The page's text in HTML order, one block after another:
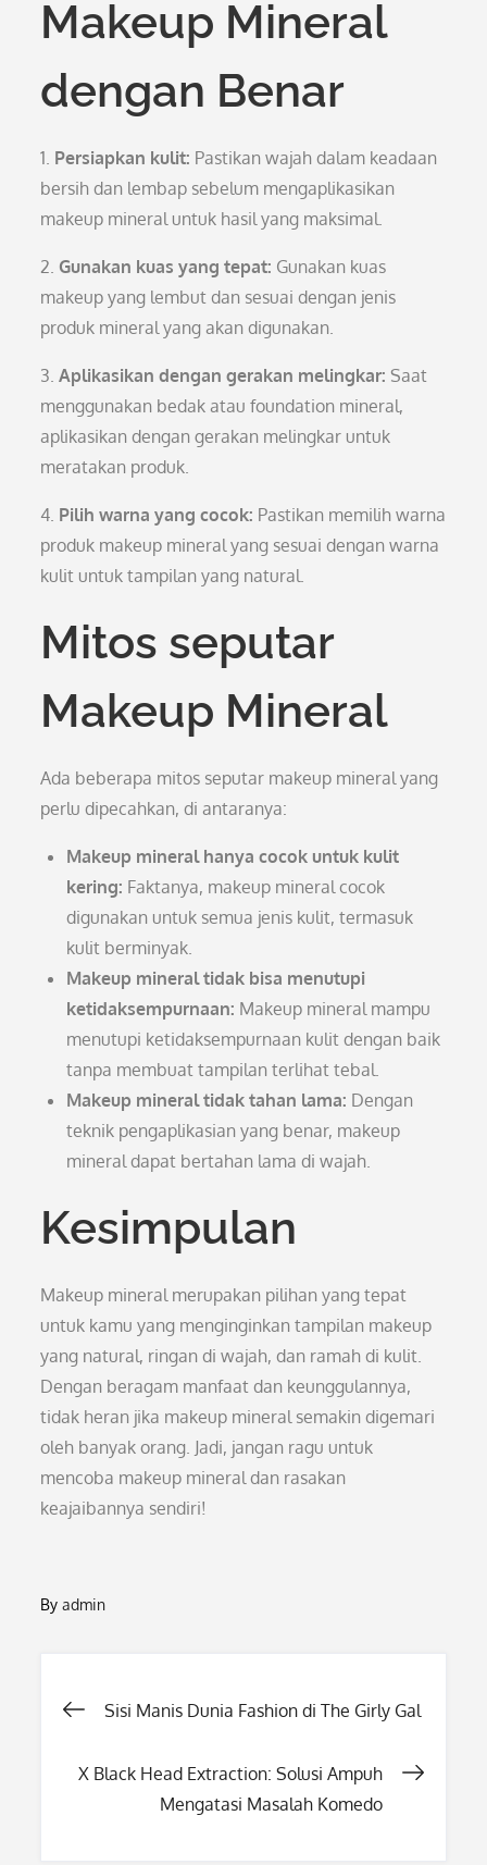
Makeup Mineral
dengan Benar
1. Persiapkan kulit: Pastikan wajah dalam keadaan
bersih dan lembap sebelum mengaplikasikan
makeup mineral untuk hasil yang maksimal.
2. Gunakan kuas yang tepat: Gunakan kuas
makeup yang lembut dan sesuai dengan jenis
produk mineral yang akan digunakan.
3.Aplikasikan dengan gerakan melingkar: Saat
menggunakan bedak atau foundation mineral,
aplikasikan dengan gerakan melingkar untuk
meratakan produk.
4. Pilih warna yang cocok: Pastikan memilih warna
produk makeup mineral yang sesuai dengan warna
kulit untuk tampilan yang natural.
Mitos seputar
Makeup Mineral
Ada beberapa mitos seputar makeup mineral yang
perlu dipecahkan, di antaranya:
Makeup mineral hanya cocok untuk kulit
kering: Faktanya, makeup mineral cocok
digunakan untuk semua jenis kulit, termasuk
kulit berminyak.
Makeup mineral tidak bisa menutupi
ketidaksempurnaan: Makeup mineral mampu
menutupi ketidaksempurnaan kulit dengan baik
tanpa membuat tampilan terlihat tebal.
Makeup mineral tidak tahan lama: Dengan
teknik pengaplikasian yang benar, makeup
mineral dapat bertahan lama di wajah.
Kesimpulan
Makeup mineral merupakan pilihan yang tepat
untuk kamu yang menginginkan tampilan makeup
yang natural, ringan di wajah, dan ramah di kulit.
Dengan beragam manfaat dan keunggulannya,
tidak heran jika makeup mineral semakin digemari
oleh banyak orang. Jadi, jangan ragu untuk
mencoba makeup mineral dan rasakan
keajaibannya sendiri!
Byadmin
Post
navigation
Sisi Manis Dunia Fashion di The Girly Gal
X Black Head Extraction: Solusi Ampuh
Mengatasi Masalah Komedo